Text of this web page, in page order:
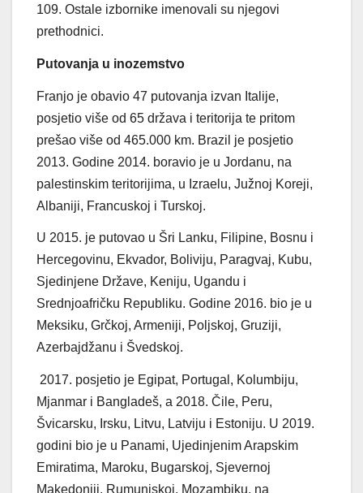
109. Ostale izbornike imenovali su njegovi
prethodnici.
Putovanja u inozemstvo
Franjo je obavio 47 putovanja izvan Italije,
posjetio više od 65 država i teritorija te pritom
prešao više od 465.000 km. Brazil je posjetio
2013. Godine 2014. boravio je u Jordanu, na
palestinskim teritorijima, u Izraelu, Južnoj Koreji,
Albaniji, Francuskoj i Turskoj.
U 2015. je putovao u Šri Lanku, Filipine, Bosnu i
Hercegovinu, Ekvador, Boliviju, Paragvaj, Kubu,
Sjedinjene Države, Keniju, Ugandu i
Srednjoafričku Republiku. Godine 2016. bio je u
Meksiku, Grčkoj, Armeniji, Poljskoj, Gruziji,
Azerbajdžanu i Švedskoj.
2017. posjetio je Egipat, Portugal, Kolumbiju,
Mjanmar i Bangladeš, a 2018. Čile, Peru,
Švicarsku, Irsku, Litvu, Latviju i Estoniju. U 2019.
godini bio je u Panami, Ujedinjenim Arapskim
Emiratima, Maroku, Bugarskoj, Sjevernoj
Makedoniji, Rumunjskoj, Mozambiku, na